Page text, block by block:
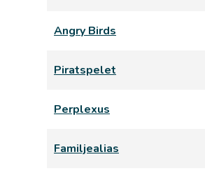
Angry Birds
Piratspelet
Perplexus
Familjealias